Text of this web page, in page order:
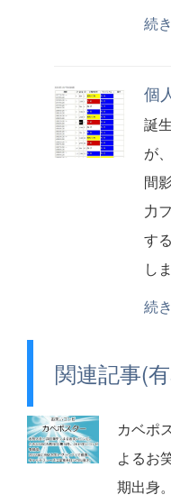
続
個
誕
が
間
力
す
し
続
関連記事(
カベポ
よるお
期出身